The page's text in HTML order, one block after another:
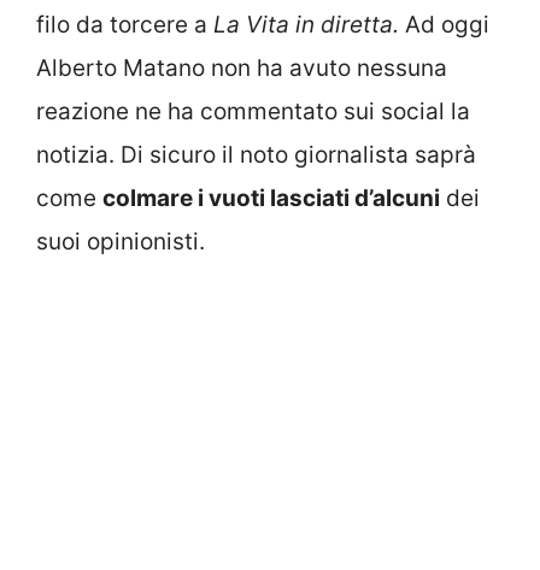
filo da torcere a La Vita in diretta. Ad oggi
Alberto Matano non ha avuto nessuna
reazione ne ha commentato sui social la
notizia. Di sicuro il noto giornalista saprà
come colmare i vuoti lasciati d’alcuni dei
suoi opinionisti.